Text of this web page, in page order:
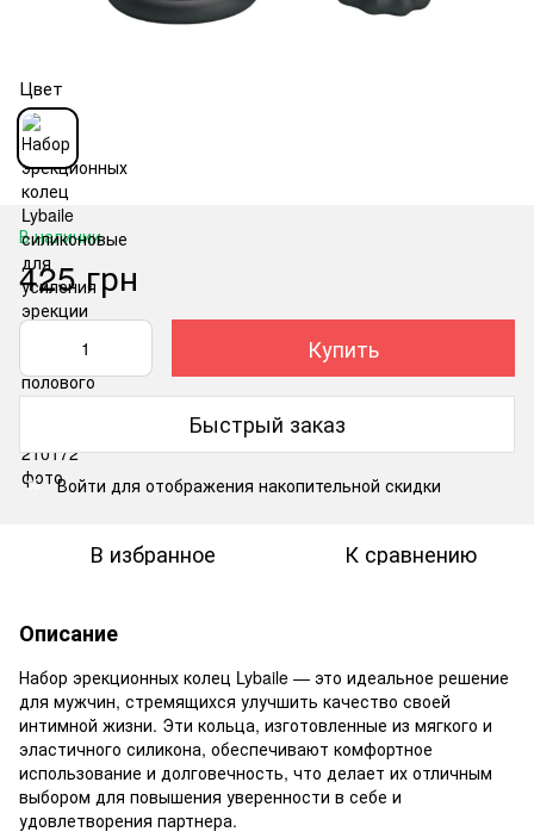
Цвет
В наличии
425 грн
Купить
Быстрый заказ
% Войти для отображения накопительной скидки
В избранное К сравнению
Описание
Набор эрекционных колец Lybaile — это идеальное решение
для мужчин, стремящихся улучшить качество своей
интимной жизни. Эти кольца, изготовленные из мягкого и
эластичного силикона, обеспечивают комфортное
использование и долговечность, что делает их отличным
выбором для повышения уверенности в себе и
удовлетворения партнера.